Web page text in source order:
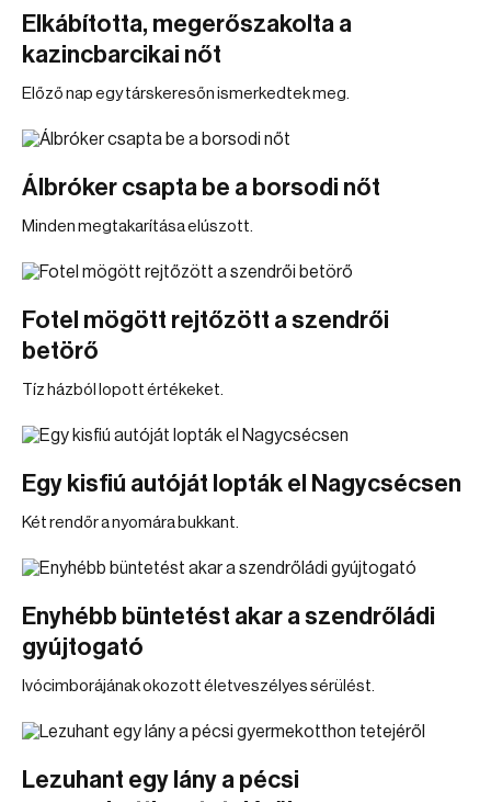
Elkábította, megerőszakolta a
kazincbarcikai nőt
Előző nap egy társkeresőn ismerkedtek meg.
Álbróker csapta be a borsodi nőt
Minden megtakarítása elúszott.
Fotel mögött rejtőzött a szendrői
betörő
Tíz házból lopott értékeket.
Egy kisfiú autóját lopták el Nagycsécsen
Két rendőr a nyomára bukkant.
Enyhébb büntetést akar a szendrőládi
gyújtogató
Ivócimborájának okozott életveszélyes sérülést.
Lezuhant egy lány a pécsi